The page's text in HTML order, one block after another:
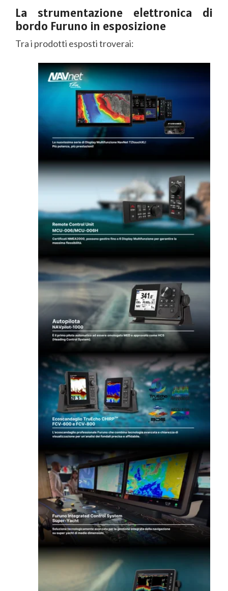
La strumentazione elettronica di
bordo Furuno in esposizione
Tra i prodotti esposti troverai:
Suite Display Multifunzione
NavNet TZtouchXL
Remote Control Unit
MCU006H/MCU006
Autopilot NAVpilot-1000
Ecoscandaglio TruEcho CHIRP FCV-600 e
Furuno Integrated Control System